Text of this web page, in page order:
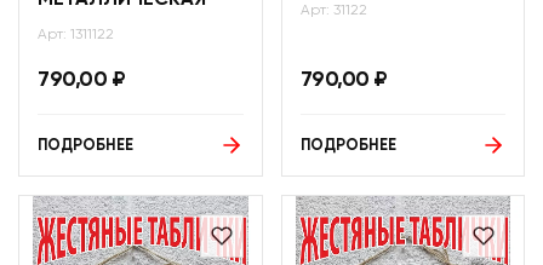
Арт: 1311122
790,00 ₽
ПОДРОБНЕЕ
Арт: 31122
790,00 ₽
ПОДРОБНЕЕ